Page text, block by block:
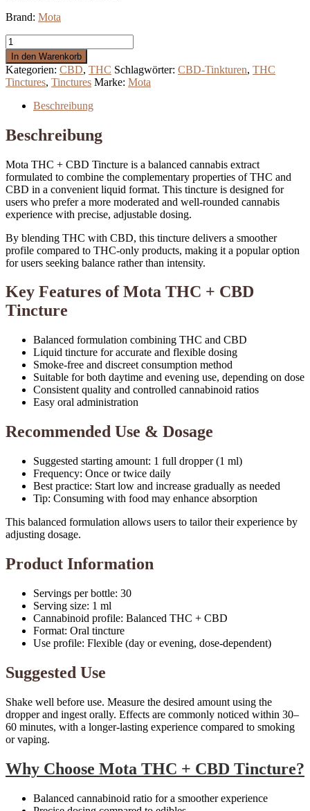
Brand: Mota
Mota
THC
+
CBD
1:1
Sleep
Tincture
Menge
In den Warenkorb
Kategorien: CBD, THC Schlagwörter: CBD-Tinkturen, THC
Tinctures, Tinctures Marke: Mota
Beschreibung
Beschreibung
Mota THC + CBD Tincture is a balanced cannabis extract
formulated to combine the complementary properties of THC and
CBD in a convenient liquid format. This tincture is designed for
users who prefer a more moderated and well-rounded cannabis
experience with precise, adjustable dosing.
By blending THC with CBD, this tincture delivers a smoother
profile compared to THC-only products, making it a popular option
for users seeking balance rather than intensity.
Key Features of Mota THC + CBD
Tincture
Balanced formulation combining THC and CBD
Liquid tincture for accurate and flexible dosing
Smoke-free and discreet consumption method
Suitable for both daytime and evening use, depending on dose
Consistent quality and controlled cannabinoid ratios
Easy oral administration
Recommended Use & Dosage
Suggested starting amount: 1 full dropper (1 ml)
Frequency: Once or twice daily
Best practice: Start low and increase gradually as needed
Tip: Consuming with food may enhance absorption
This balanced formulation allows users to tailor their experience by
adjusting dosage.
Product Information
Servings per bottle: 30
Serving size: 1 ml
Cannabinoid profile: Balanced THC + CBD
Format: Oral tincture
Use profile: Flexible (day or evening, dose-dependent)
Suggested Use
Shake well before use. Measure the desired amount using the
dropper and ingest orally. Effects are commonly noticed within 30–
60 minutes, with a longer-lasting experience compared to smoking
or vaping.
Why Choose Mota THC + CBD Tincture?
Balanced cannabinoid ratio for a smoother experience